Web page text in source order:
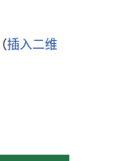
（插入二维